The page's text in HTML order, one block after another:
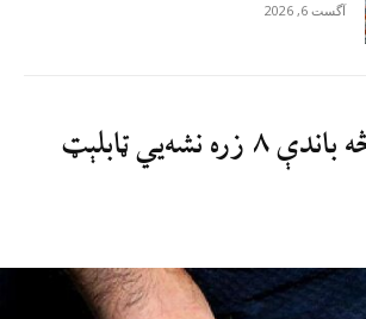
آگست 6, 2026
ننګرهار کې څه باندې ۸ زره نشه‌يي ټابلېټ